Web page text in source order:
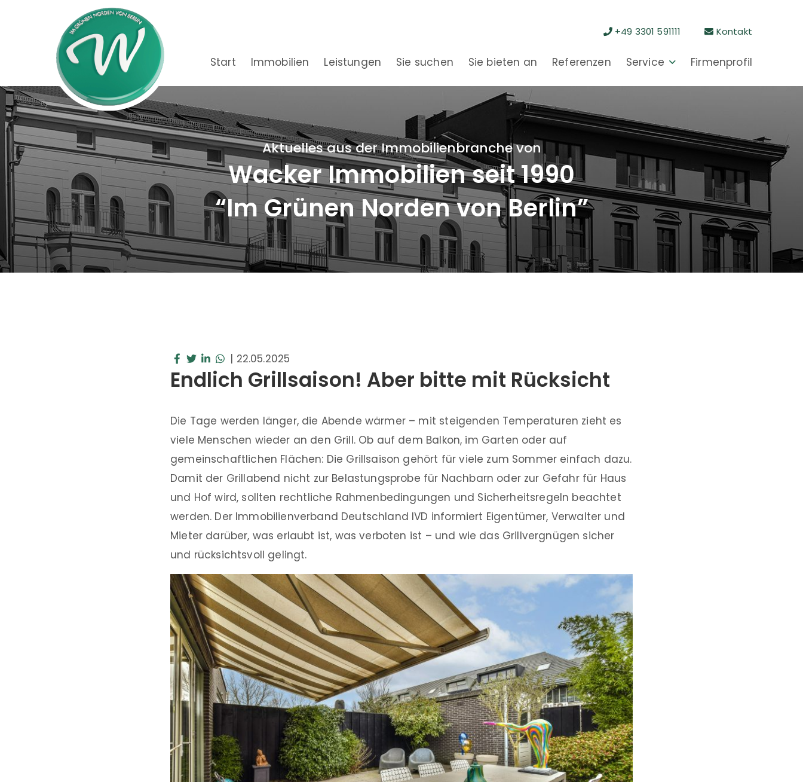
+49 3301 591111 Kontakt
Start Immobilien Leistungen Sie suchen Sie bieten an Referenzen Service Firmenprofil
Aktuelles aus der Immobilienbranche von
Wacker Immobilien seit 1990
“Im Grünen Norden von Berlin”
| 22.05.2025
Endlich Grillsaison! Aber bitte mit Rücksicht
Die Tage werden länger, die Abende wärmer – mit steigenden Temperaturen zieht es
viele Menschen wieder an den Grill. Ob auf dem Balkon, im Garten oder auf
gemeinschaftlichen Flächen: Die Grillsaison gehört für viele zum Sommer einfach dazu.
Damit der Grillabend nicht zur Belastungsprobe für Nachbarn oder zur Gefahr für Haus
und Hof wird, sollten rechtliche Rahmenbedingungen und Sicherheitsregeln beachtet
werden. Der Immobilienverband Deutschland IVD informiert Eigentümer, Verwalter und
Mieter darüber, was erlaubt ist, was verboten ist – und wie das Grillvergnügen sicher
und rücksichtsvoll gelingt.